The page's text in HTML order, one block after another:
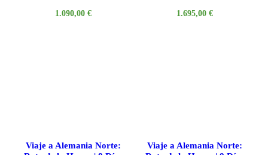
1.090,00€
1.695,00 €
Viaje a Alemania Norte:
Viaje a Alemania Norte: